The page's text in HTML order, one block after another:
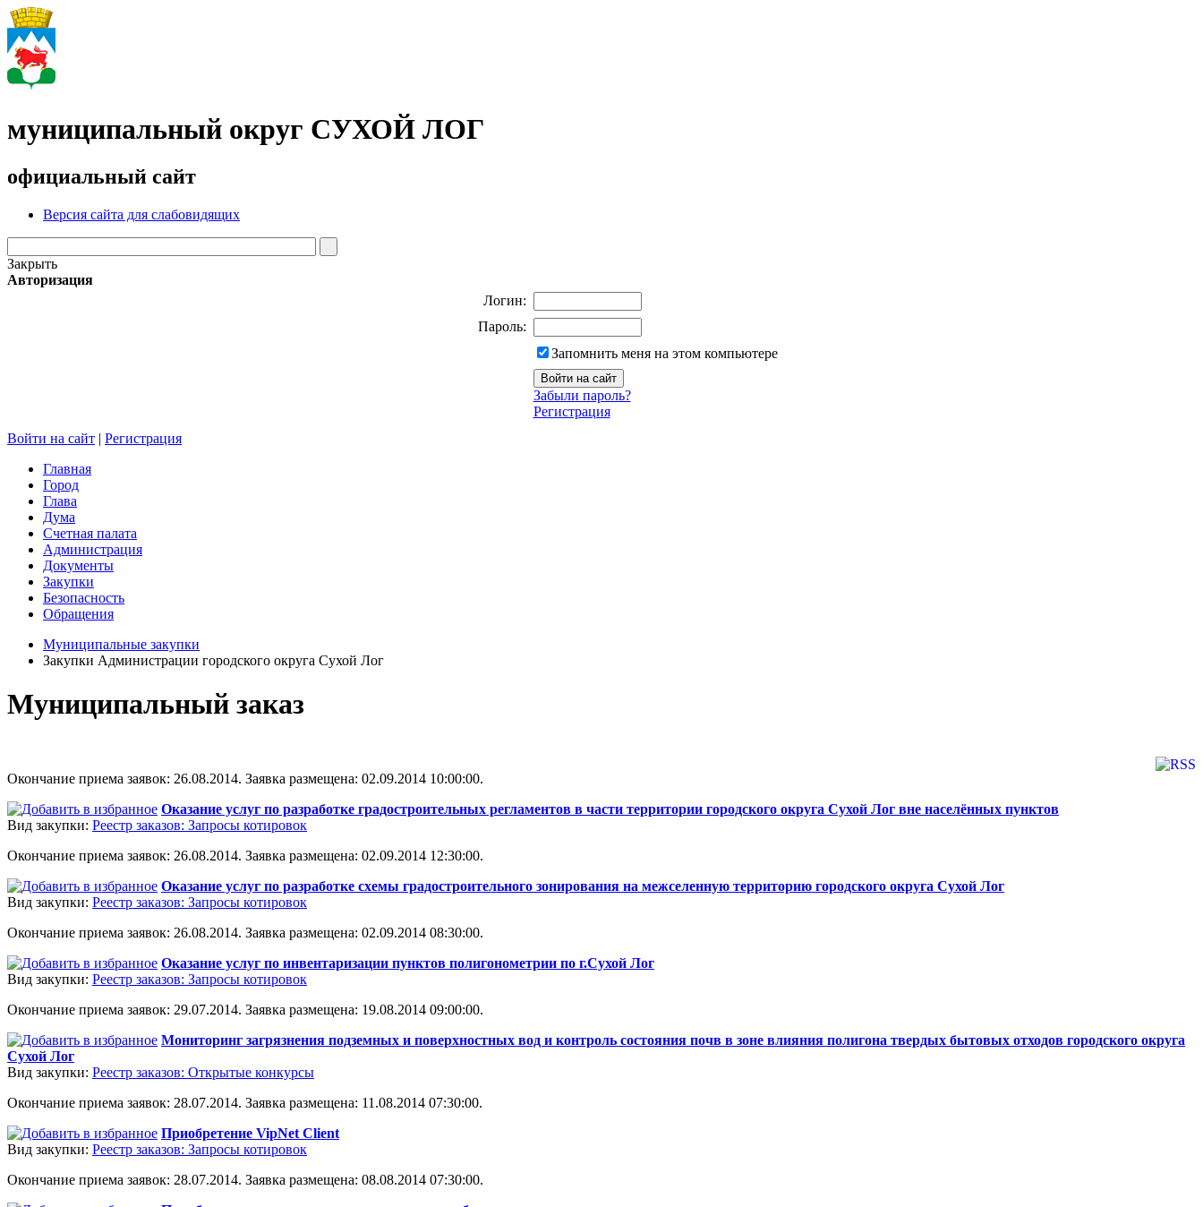
муниципальный округ СУХОЙ ЛОГ
официальный сайт
Версия сайта для слабовидящих
Закрыть
Авторизация
Логин:
Пароль:
Запомнить меня на этом компьютере
Забыли пароль?
Регистрация
Войти на сайт | Регистрация
Главная
Город
Глава
Дума
Счетная палата
Администрация
Документы
Закупки
Безопасность
Обращения
Муниципальные закупки
Закупки Администрации городского округа Сухой Лог
Муниципальный заказ
Окончание приема заявок: 26.08.2014. Заявка размещена: 02.09.2014 10:00:00.
Оказание услуг по разработке градостроительных регламентов в части территории городского округа Сухой Лог вне населённых пунктов
Вид закупки: Реестр заказов: Запросы котировок
Окончание приема заявок: 26.08.2014. Заявка размещена: 02.09.2014 12:30:00.
Оказание услуг по разработке схемы градостроительного зонирования на межселенную территорию городского округа Сухой Лог
Вид закупки: Реестр заказов: Запросы котировок
Окончание приема заявок: 26.08.2014. Заявка размещена: 02.09.2014 08:30:00.
Оказание услуг по инвентаризации пунктов полигонометрии по г.Сухой Лог
Вид закупки: Реестр заказов: Запросы котировок
Окончание приема заявок: 29.07.2014. Заявка размещена: 19.08.2014 09:00:00.
Мониторинг загрязнения подземных и поверхностных вод и контроль состояния почв в зоне влияния полигона твердых бытовых отходов городского округа
Сухой Лог
Вид закупки: Реестр заказов: Открытые конкурсы
Окончание приема заявок: 28.07.2014. Заявка размещена: 11.08.2014 07:30:00.
Приобретение VipNet Client
Вид закупки: Реестр заказов: Запросы котировок
Окончание приема заявок: 28.07.2014. Заявка размещена: 08.08.2014 07:30:00.